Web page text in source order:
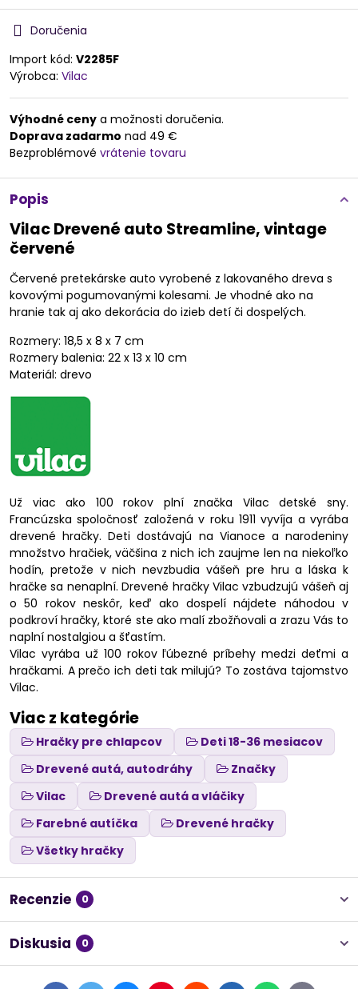
Doručenia
Import kód: V2285F
Výrobca: Vilac
Výhodné ceny a možnosti doručenia.
Doprava zadarmo nad 49 €
Bezproblémové vrátenie tovaru
Popis
Vilac Drevené auto Streamline, vintage
červené
Červené pretekárske auto vyrobené z lakovaného dreva s
kovovými pogumovanými kolesami. Je vhodné ako na
hranie tak aj ako dekorácia do izieb detí či dospelých.
Rozmery: 18,5 x 8 x 7 cm
Rozmery balenia: 22 x 13 x 10 cm
Materiál: drevo
Už viac ako 100 rokov plní značka Vilac detské sny.
Francúzska spoločnosť založená v roku 1911 vyvíja a vyrába
drevené hračky. Deti dostávajú na Vianoce a narodeniny
množstvo hračiek, väčšina z nich ich zaujme len na niekoľko
hodín, pretože v nich nevzbudia vášeň pre hru a láska k
hračke sa nenaplní. Drevené hračky Vilac vzbudzujú vášeň aj
o 50 rokov neskôr, keď ako dospelí nájdete náhodou v
podkroví hračky, ktoré ste ako malí zbožňovali a zrazu Vás to
naplní nostalgiou a šťastím.
Vilac vyrába už 100 rokov ľúbezné príbehy medzi deťmi a
hračkami. A prečo ich deti tak milujú? To zostáva tajomstvo
Vilac.
Viac z kategórie
Hračky pre chlapcov
Deti 18-36 mesiacov
Drevené autá, autodráhy
Značky
Vilac
Drevené autá a vláčiky
Farebné autíčka
Drevené hračky
Všetky hračky
Recenzie 0
Diskusia 0